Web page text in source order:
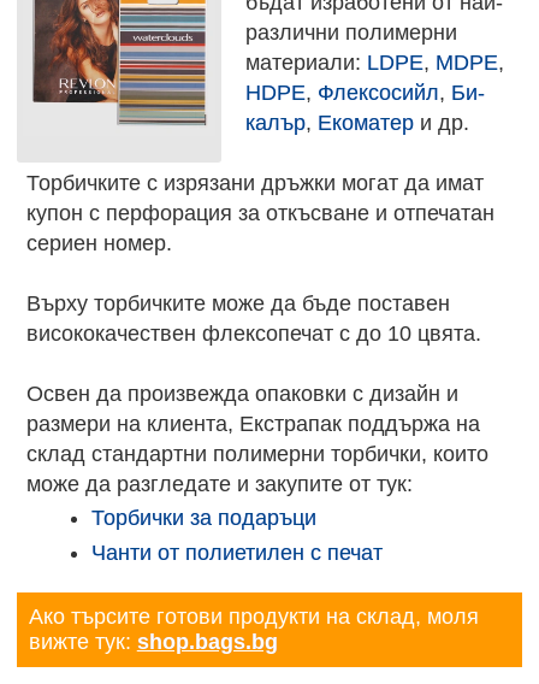
различни полимерни
материали: LDPE, MDPE,
HDPE, Флексосийл, Би-
калър, Екоматери др.
Торбичките с изрязани дръжки могат да имат
купон с перфорация за откъсване и отпечатан
сериен номер.
Върху торбичките може да бъде поставен
висококачествен флексопечат с до 10 цвята.
Освен да произвежда опаковки с дизайн и
размери на клиента, Екстрапак поддържа на
склад стандартни полимерни торбички, които
може да разгледате и закупите от тук:
Торбички за подаръци
Чанти от полиетилен с печат
Ако търсите готови продукти на склад, моля
вижте тук: shop.bags.bg